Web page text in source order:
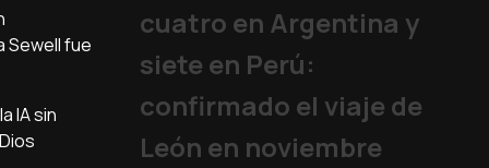
Sewell fue
IA sin
cuatro en Argentina y
siete en Perú:
confirmado el viaje de
León en noviembre